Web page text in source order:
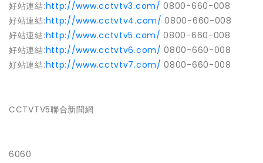
好站連結:http://www.cctvtv3.com/ 0800-660-008
好站連結:http://www.cctvtv4.com/ 0800-660-008
好站連結:http://www.cctvtv5.com/ 0800-660-008
好站連結:http://www.cctvtv6.com/ 0800-660-008
好站連結:http://www.cctvtv7.com/ 0800-660-008
CCTVTV5聯合新聞網
6060